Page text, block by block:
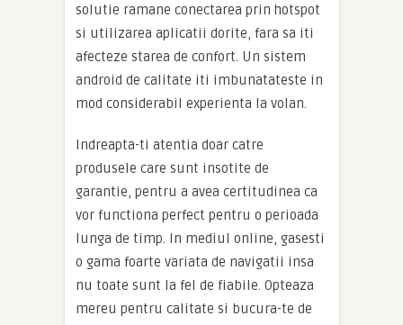
solutie ramane conectarea prin hotspot
si utilizarea aplicatii dorite, fara sa iti
afecteze starea de confort. Un sistem
android de calitate iti imbunatateste in
mod considerabil experienta la volan.
Indreapta-ti atentia doar catre
produsele care sunt insotite de
garantie, pentru a avea certitudinea ca
vor functiona perfect pentru o perioada
lunga de timp. In mediul online, gasesti
o gama foarte variata de navigatii insa
nu toate sunt la fel de fiabile. Opteaza
mereu pentru calitate si bucura-te de